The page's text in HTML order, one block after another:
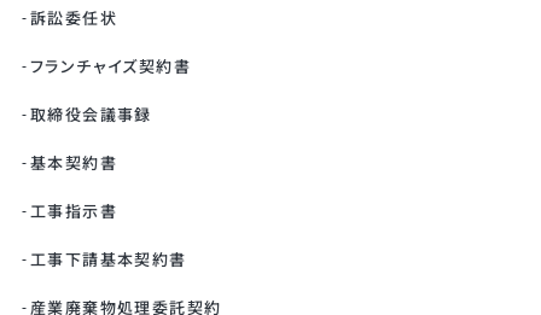
訴訟委任状
フランチャイズ契約書
取締役会議事録
基本契約書
工事指示書
工事下請基本契約書
産業廃棄物処理委託契約